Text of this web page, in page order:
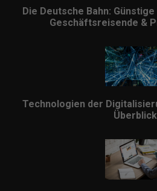
Die Deutsche Bahn:
Geschäftsreisende &
Technologien der
Überblick